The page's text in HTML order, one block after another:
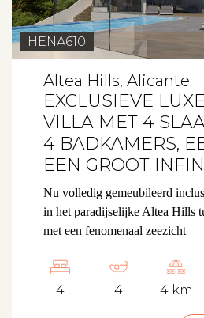
HENA610
Altea Hills, Alicante
EXCLUSIEVE
VILLA MET 4
4 BADKAMERS,
EEN GROOT
Nu volledig gemeubileerd
in het paradijselijke Altea Hills
met een fenomenaal zeezicht
4 4 4 km